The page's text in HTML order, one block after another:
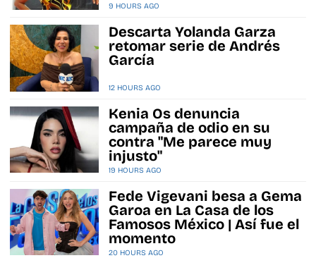
9 HOURS AGO
Descarta Yolanda Garza
retomar serie de Andrés
García
12 HOURS AGO
Kenia Os denuncia
campaña de odio en su
contra "Me parece muy
injusto"
19 HOURS AGO
Fede Vigevani besa a Gema
Garoa en La Casa de los
Famosos México | Así fue el
momento
20 HOURS AGO